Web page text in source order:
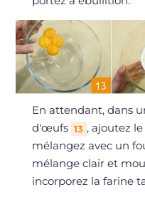
En attendant, dans
d'œufs 13 , ajoutez
mélangez avec un
mélange clair et
incorporez la farine